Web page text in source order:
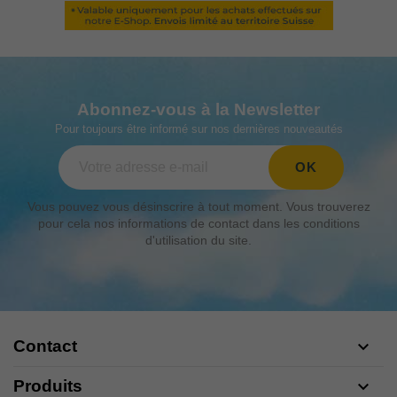
Abonnez-vous à la Newsletter
Pour toujours être informé sur nos dernières nouveautés
Vous pouvez vous désinscrire à tout moment. Vous trouverez
pour cela nos informations de contact dans les conditions
d'utilisation du site.
Contact 
Produits 